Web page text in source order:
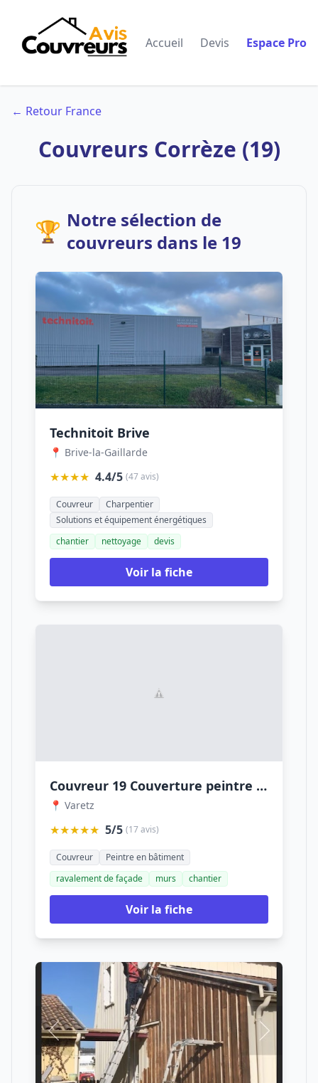
Accueil Devis Espace Pro
← Retour France
Couvreurs Corrèze (19)
🏆 Notre sélection de
couvreurs dans le 19
Technitoit Brive
📍 Brive-la-Gaillarde
★★★★ 4.4/5 (47 avis)
Couvreur
Charpentier
Solutions et équipement énergétiques
chantier
nettoyage devis
Voir la fiche
Couvreur 19 Couverture peintre Nettoyage rénovation toiture Peinture façade Corrèze Brive-la-Gaillarde
📍 Varetz
★★★★★ 5/5 (17 avis)
Couvreur
Peintre en bâtiment
ravalement de façade
murs chantier
Voir la fiche